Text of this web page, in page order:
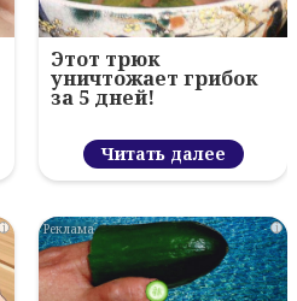
Этот трюк
уничтожает грибок
за 5 дней!
Читать далее
i i